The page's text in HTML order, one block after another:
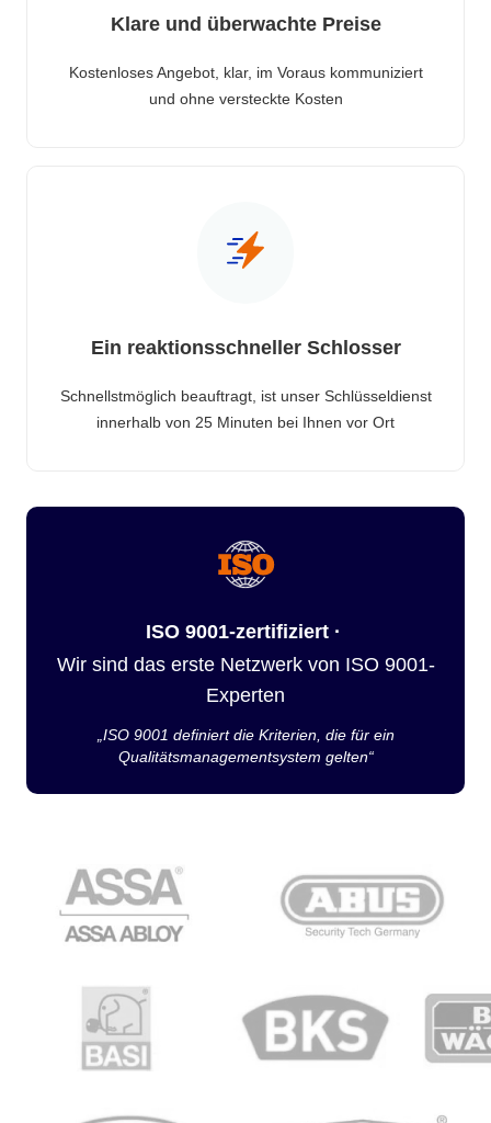
Klare und überwachte Preise
Kostenloses Angebot, klar, im Voraus kommuniziert
und ohne versteckte Kosten
Ein reaktionsschneller Schlosser
Schnellstmöglich beauftragt, ist unser Schlüsseldienst
innerhalb von 25 Minuten bei Ihnen vor Ort
ISO 9001-zertifiziert ·
Wir sind das erste Netzwerk von ISO 9001-
Experten
„ISO 9001 definiert die Kriterien, die für ein
Qualitätsmanagementsystem gelten“